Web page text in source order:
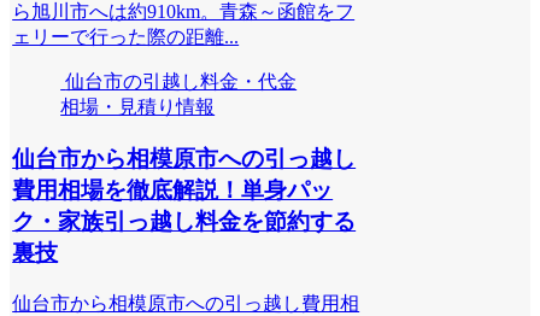
ら旭川市へは約910km。青森～函館をフ
ェリーで行った際の距離...
仙台市の引越し料金・代金
相場・見積り情報
仙台市から相模原市への引っ越し
費用相場を徹底解説！単身パッ
ク・家族引っ越し料金を節約する
裏技
仙台市から相模原市への引っ越し費用相